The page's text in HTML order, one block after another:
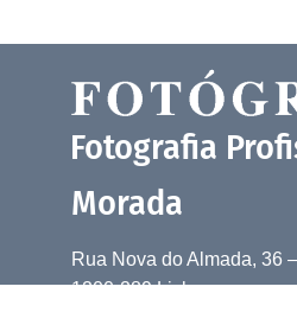
Fotografia
Morada
Rua Nova do Almada, 36
1200-289 Lisboa